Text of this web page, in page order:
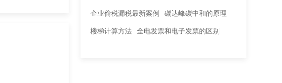
企业偷税漏税最新案例 碳达峰碳中和的原理
楼梯计算方法 全电发票和电子发票的区别